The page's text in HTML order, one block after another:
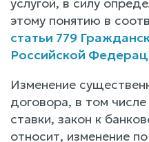
этому понятию в
статьи 779
Российской
Изменение
договора, в том
ставки, закон к
относит, изменение